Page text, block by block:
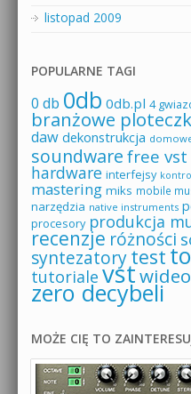
listopad 2009
POPULARNE TAGI
0 db 0db 0db.pl 4
branżowe
daw dekonstrukcja
soundware free vst
hardware interfejsy
mastering miks mobile
narzędzia native instruments
procesory produkcja
recenzje różności
syntezatorytest
tutoriale vstwideo
zero decybeli
MOŻE CIĘ TO